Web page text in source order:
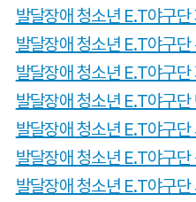
발달장애 청소년 E.T야구
발달장애 청소년 E.T야구
발달장애 청소년 E.T야구
발달장애 청소년 E.T야구
발달장애 청소년 E.T야구
발달장애 청소년 E.T야구
발달장애 청소년 E.T야구